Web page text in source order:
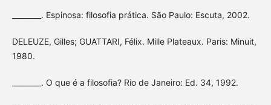
________. Espinosa: filosofia prática. São Paulo: Escuta, 2002.
DELEUZE, Gilles; GUATTARI, Félix. Mille Plateaux. Paris: Minuit,
1980.
________. O que é a filosofia? Rio de Janeiro: Ed. 34, 1992.